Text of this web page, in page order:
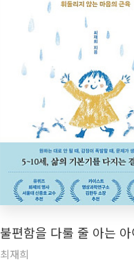
불편함을 다룰 줄 아는 아
최재희